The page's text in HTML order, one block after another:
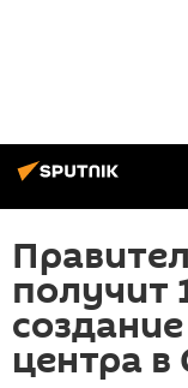
получит
центра